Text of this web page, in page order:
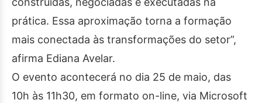
prática. Essa aproximação torna a formação
mais conectada às transformações do setor”,
afirma Ediana Avelar.
O evento acontecerá no dia 25 de maio, das
10h às 11h30, em formato on-line, via Microsoft